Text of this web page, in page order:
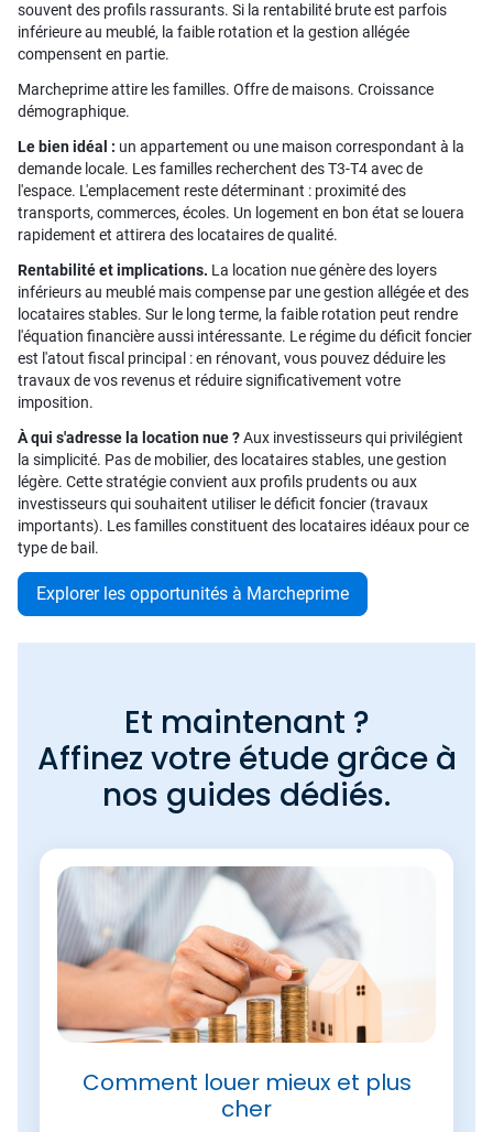
souvent des profils rassurants. Si la rentabilité brute est parfois
inférieure au meublé, la faible rotation et la gestion allégée
compensent en partie.
Marcheprime attire les familles. Offre de maisons. Croissance
démographique.
Le bien idéal : un appartement ou une maison correspondant à la
demande locale. Les familles recherchent des T3-T4 avec de
l'espace. L'emplacement reste déterminant : proximité des
transports, commerces, écoles. Un logement en bon état se louera
rapidement et attirera des locataires de qualité.
Rentabilité et implications. La location nue génère des loyers
inférieurs au meublé mais compense par une gestion allégée et des
locataires stables. Sur le long terme, la faible rotation peut rendre
l'équation financière aussi intéressante. Le régime du déficit foncier
est l'atout fiscal principal : en rénovant, vous pouvez déduire les
travaux de vos revenus et réduire significativement votre
imposition.
À qui s'adresse la location nue ?Aux investisseurs qui privilégient
la simplicité. Pas de mobilier, des locataires stables, une gestion
légère. Cette stratégie convient aux profils prudents ou aux
investisseurs qui souhaitent utiliser le déficit foncier (travaux
importants). Les familles constituent des locataires idéaux pour ce
type de bail.
Explorer les opportunités à Marcheprime
Et maintenant ?
Affinez votre étude grâce à
nos guides dédiés.
Comment louer mieux et plus
cher